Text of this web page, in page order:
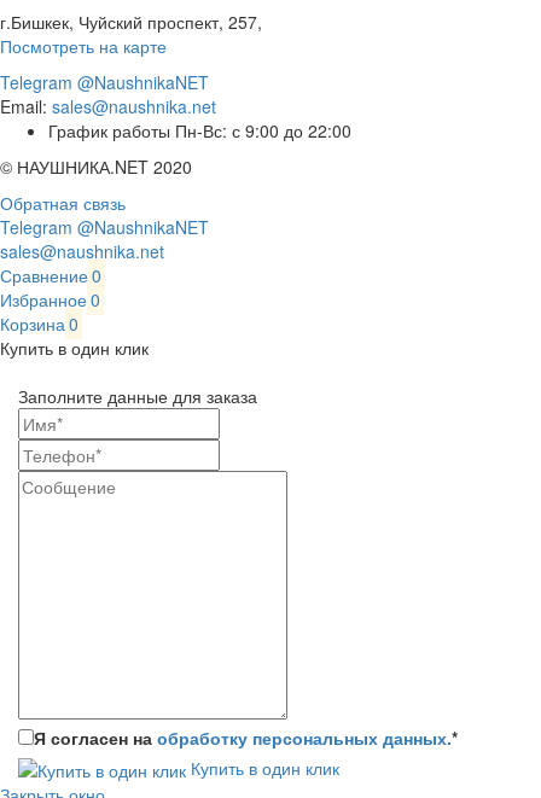
г.Бишкек, Чуйский проспект, 257,
Посмотреть на карте
Telegram @NaushnikaNET
Email: sales@naushnika.net
График работы Пн-Вс: с 9:00 до 22:00
© НАУШНИКА.NET 2020
Обратная связь
Telegram @NaushnikaNET
sales@naushnika.net
Сравнение0
Избранное0
Корзина0
Купить в один клик
Заполните данные для заказа
Я согласен на обработку персональных данных.*
Купить в один клик